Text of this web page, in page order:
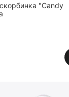
"Candy